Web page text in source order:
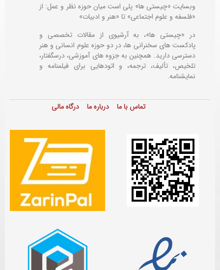
وبسایت «چیستی ها» پلی است میان حوزه نظر و عمل: از
«فلسفه و علوم اجتماعی» تا «هنر و ادبیات»
در «چیستی ها»، به آرشیوی از مقالات تخصصی و
پادکست های سخنرانی ها، در دو حوزه علوم انسانی و هنر
دسترسی دارید. همچنین به جزوه های آموزشی، درسگفتار،
تلخیص، تألیف، ترجمه، و اتودهایی برایفیلمنامه و
نمایشنامه.
تماس با ما درباره ما درگاه مالی